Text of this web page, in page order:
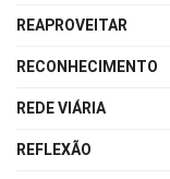
REAPROVEITAR
RECONHECIMENTO
REDE VIÁRIA
REFLEXÃO